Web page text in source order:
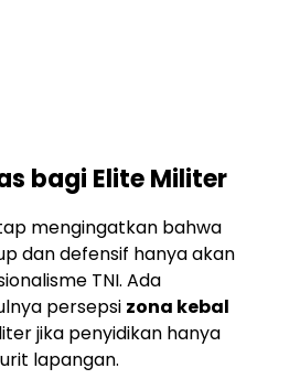
bagi Elite Militer
mengingatkan bahwa
dan defensif hanya akan
TNI. Ada
persepsi zona kebal
jika penyidikan hanya
lapangan.